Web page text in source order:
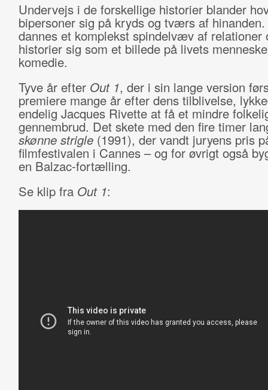
Undervejs i de forskellige historier blander
bipersoner sig på kryds og tværs af
dannes et komplekst spindelvæv af relationer
historier sig som et billede på livets
komedie.
Tyve år efter Out 1, der i sin lange version
premiere mange år efter dens tilblivelse,
endelig Jacques Rivette at få et mindre
gennembrud. Det skete med den fire timer
skønne strigle(1991), der vandt juryens pris
filmfestivalen i Cannes – og for øvrigt også
en Balzac-fortælling.
Se klip fraOut 1: